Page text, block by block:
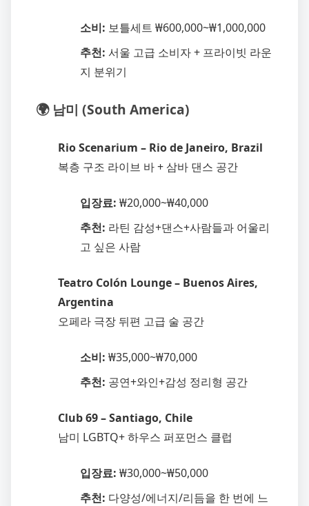
소비: 보틀세트 ₩600,000~₩1,000,000
추천: 서울 고급 소비자 + 프라이빗 라운
지 분위기
🌍 남미 (South America)
Rio Scenarium – Rio de Janeiro, Brazil
복층 구조 라이브 바 + 삼바 댄스 공간
입장료: ₩20,000~₩40,000
추천: 라틴 감성+댄스+사람들과 어울리
고 싶은 사람
Teatro Colón Lounge – Buenos Aires,
Argentina
오페라 극장 뒤편 고급 술 공간
소비: ₩35,000~₩70,000
추천: 공연+와인+감성 정리형 공간
Club 69 – Santiago, Chile
남미 LGBTQ+ 하우스 퍼포먼스 클럽
입장료: ₩30,000~₩50,000
추천: 다양성/에너지/리듬을 한 번에 느